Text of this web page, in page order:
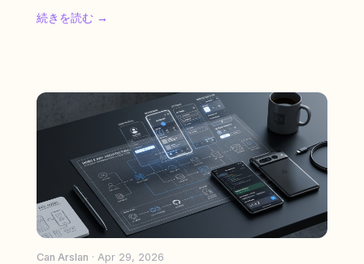
続きを読む →
Can Arslan · Apr 29, 2026